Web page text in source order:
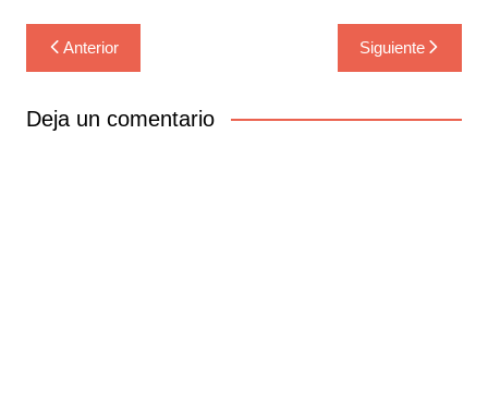
Navegación
de
entradas
Anterior Siguiente
Deja un comentario